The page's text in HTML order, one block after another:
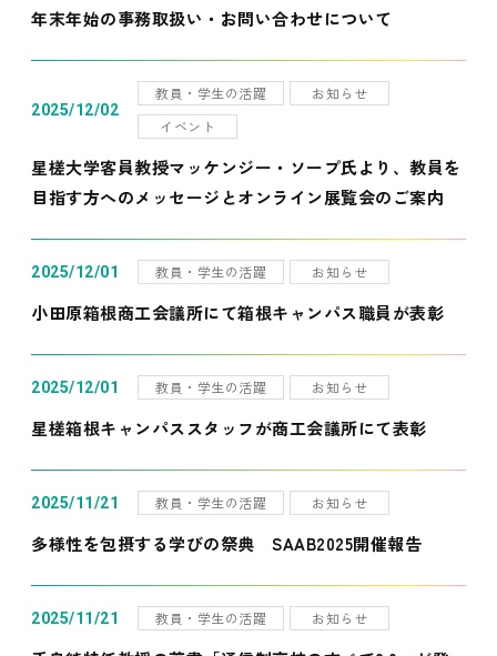
年末年始の事務取扱い・お問い合わせについて
2025/12/02
教員・学生の活躍
お知らせ
イベント
星槎大学客員教授マッケンジー・ソープ氏より、教員を
目指す方へのメッセージとオンライン展覧会のご案内
2025/12/01 教員・学生の活躍 お知らせ
小田原箱根商工会議所にて箱根キャンパス職員が表彰
2025/12/01 教員・学生の活躍 お知らせ
星槎箱根キャンパススタッフが商工会議所にて表彰
2025/11/21 教員・学生の活躍 お知らせ
多様性を包摂する学びの祭典 SAAB2025開催報告
2025/11/21 教員・学生の活躍 お知らせ